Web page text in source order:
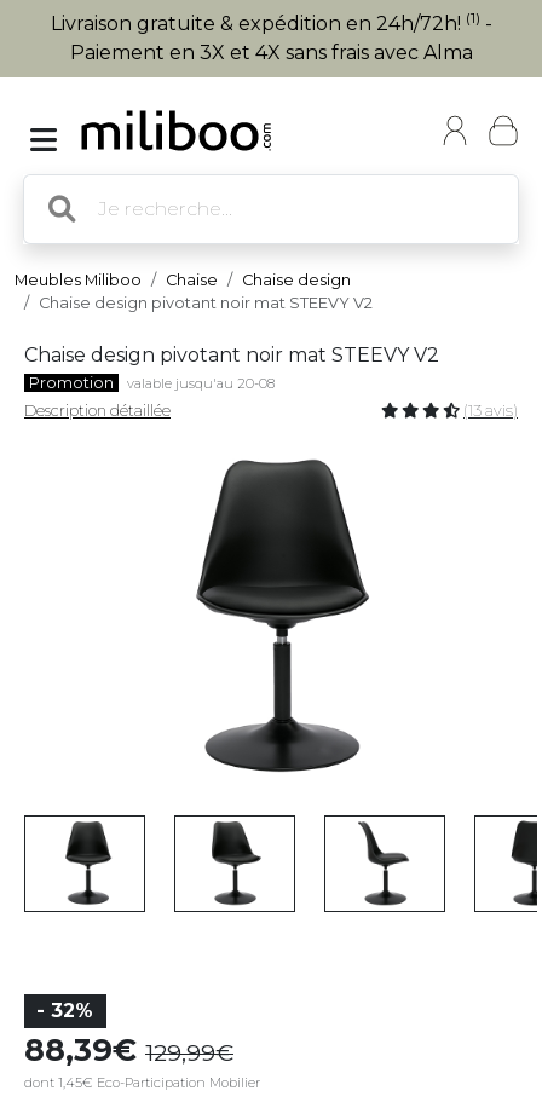
Livraison gratuite & expédition en 24h/72h! (1) -
Paiement en 3X et 4X sans frais avec Alma
Meubles Miliboo Chaise
Chaise design
Chaise design pivotant noir mat STEEVY V2
Chaise design pivotant noir mat STEEVY V2
Promotion valable jusqu'au 20-08
Description détaillée (13 avis)
- 32%
88,39 129,99
dont 1,45€ Eco-Participation Mobilier